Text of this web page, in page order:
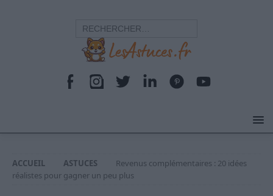
ACCUEIL ASTUCES
Revenus complémentaires : 20 idées
réalistes pour gagner un peu plus